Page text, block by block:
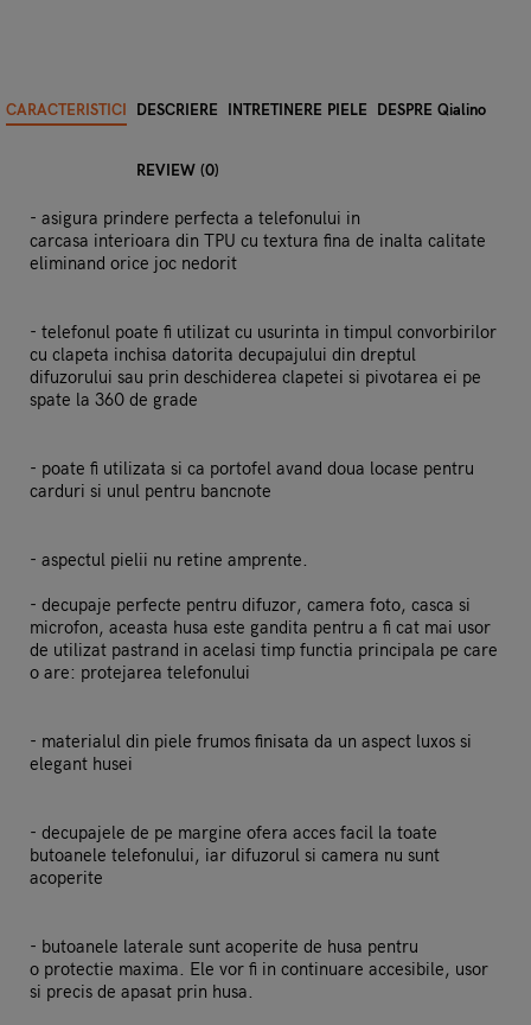
CARACTERISTICI DESCRIERE INTRETINERE PIELE DESPRE Qialino
REVIEW (0)
- asigura prindere perfecta a telefonului in
carcasa interioara din TPU cu textura fina de inalta calitate
eliminand orice joc nedorit
- telefonul poate fi utilizat cu usurinta in timpul convorbirilor
cu clapeta inchisa datorita decupajului din dreptul
difuzorului sau prin deschiderea clapetei si pivotarea ei pe
spate la 360 de grade
- poate fi utilizata si ca portofel avand doua locase pentru
carduri si unul pentru bancnote
- aspectul pielii nu retine amprente.
- decupaje perfecte pentru difuzor, camera foto, casca si
microfon, aceasta husa este gandita pentru a fi cat mai usor
de utilizat pastrand in acelasi timp functia principala pe care
o are: protejarea telefonului
- materialul din piele frumos finisata da un aspect luxos si
elegant husei
- decupajele de pe margine ofera acces facil la toate
butoanele telefonului, iar difuzorul si camera nu sunt
acoperite
- butoanele laterale sunt acoperite de husa pentru
o protectie maxima. Ele vor fi in continuare accesibile, usor
si precis de apasat prin husa.